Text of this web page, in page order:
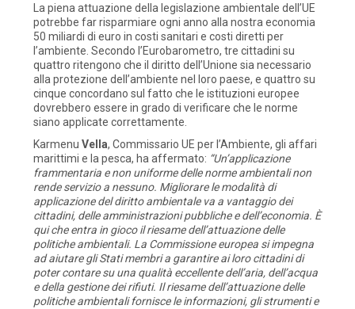
La piena attuazione della legislazione ambientale dell’UE
potrebbe far risparmiare ogni anno alla nostra economia
50 miliardi di euro in costi sanitari e costi diretti per
l’ambiente. Secondo l’Eurobarometro, tre cittadini su
quattro ritengono che il diritto dell’Unione sia necessario
alla protezione dell’ambiente nel loro paese, e quattro su
cinque concordano sul fatto che le istituzioni europee
dovrebbero essere in grado di verificare che le norme
siano applicate correttamente.
KarmenuVella, Commissario UE per l’Ambiente, gli affari
marittimi e la pesca, ha affermato: “Un’applicazione
frammentaria e non uniforme delle norme ambientali non
rende servizio a nessuno. Migliorare le modalità di
applicazione del diritto ambientale va a vantaggio dei
cittadini, delle amministrazioni pubbliche e dell’economia. È
qui che entra in gioco il riesame dell’attuazione delle
politiche ambientali. La Commissione europea si impegna
ad aiutare gli Stati membri a garantire ai loro cittadini di
poter contare su una qualità eccellente dell’aria, dell’acqua
e della gestione dei rifiuti. Il riesame dell’attuazione delle
politiche ambientali fornisce le informazioni, gli strumenti e